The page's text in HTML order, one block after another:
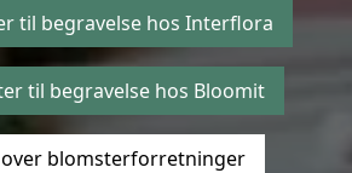
til begravelse hos Interflora
til begravelse hos Bloomit
blomsterforretninger